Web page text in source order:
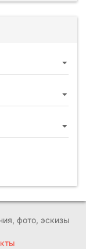
фото, эскизы